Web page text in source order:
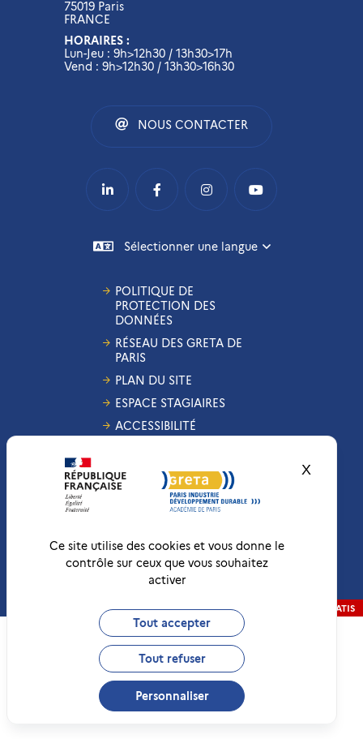
Ce site utilise des cookies et vous donne le
contrôle sur ceux que vous souhaitez
activer
Tout accepter
Tout refuser
Personnaliser
X
75019 Paris
FRANCE
HORAIRES :
Lun-Jeu : 9h>12h30 / 13h30>17h
Vend : 9h>12h30 / 13h30>16h30
NOUS CONTACTER
Sélectionner une langue
POLITIQUE DE
PROTECTION DES
DONNÉES
RÉSEAU DES GRETA DE
PARIS
PLAN DU SITE
ESPACE STAGIAIRES
ACCESSIBILITÉ
CONDITIONS
GÉNÉRALES DE VENTE
MENTIONS LÉGALES
STRATIS